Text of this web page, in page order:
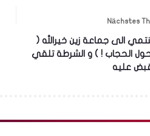
Nächstes
الى جماعة زين خيرالله (
الحجاب ! ) و الشرطة تلقي
عليه